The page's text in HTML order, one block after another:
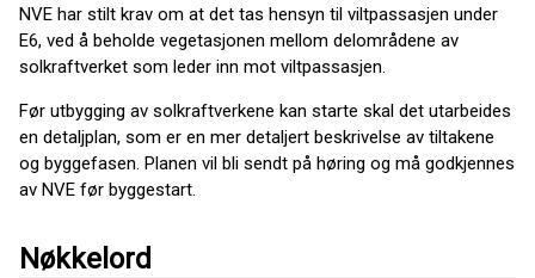
NVE har stilt krav om at det tas hensyn til viltpassasjen under
E6, ved å beholde vegetasjonen mellom delområdene av
solkraftverket som leder inn mot viltpassasjen.
Før utbygging av solkraftverkene kan starte skal det utarbeides
en detaljplan, som er en mer detaljert beskrivelse av tiltakene
og byggefasen. Planen vil bli sendt på høring og må godkjennes
av NVE før byggestart.
Nøkkelord